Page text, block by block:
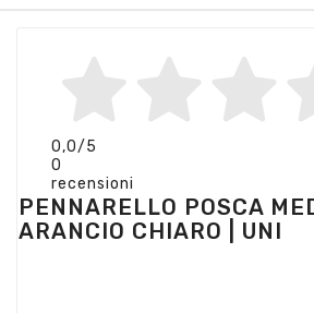
0,0/5
0
recensioni
PENNARELLO POSCA
ARANCIO CHIARO | UNI